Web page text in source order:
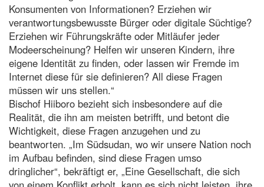
Konsumenten von Informationen? Erziehen wir
verantwortungsbewusste Bürger oder digitale Süchtige?
Erziehen wir Führungskräfte oder Mitläufer jeder
Modeerscheinung? Helfen wir unseren Kindern, ihre
eigene Identität zu finden, oder lassen wir Fremde im
Internet diese für sie definieren? All diese Fragen
müssen wir uns stellen.“
Bischof Hiiboro bezieht sich insbesondere auf die
Realität, die ihn am meisten betrifft, und betont die
Wichtigkeit, diese Fragen anzugehen und zu
beantworten. „Im Südsudan, wo wir unsere Nation noch
im Aufbau befinden, sind diese Fragen umso
dringlicher“, bekräftigt er, „Eine Gesellschaft, die sich